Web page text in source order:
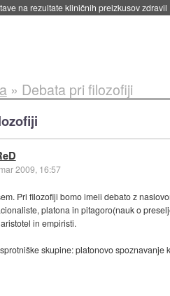
več kot polovico SSD-jev za naslednji dve
» Debata pri filozofiji
2009, 16:57
Pri filozofiji bomo imeli debato z
platona in pitagoro(nauk o
in empiristi.
skupine: platonovo